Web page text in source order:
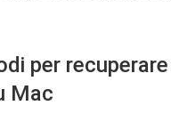
per
Mac